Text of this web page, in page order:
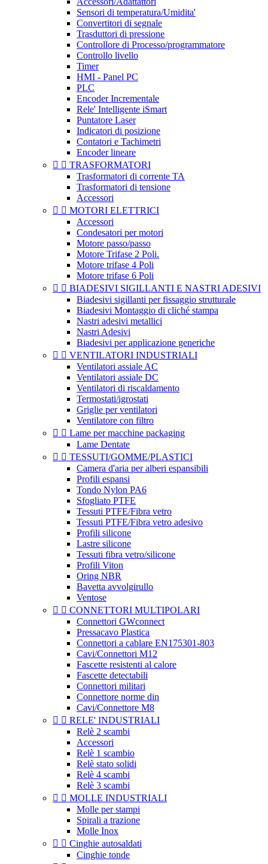
Sensori di temperatura/Umidita'
Convertitori di segnale
Trasduttori di pressione
Controllore di Processo/programmatore
Controllo livello
Timer
HMI - Panel PC
PLC
Encoder Incrementale
Rele' Intelligente iSmart
Puntatore Laser
Indicatori di posizione
Contatori e Tachimetri
Encoder lineare
  TRASFORMATORI
Trasformatori di corrente TA
Trasformatori di tensione
Accessori
  MOTORI ELETTRICI
Accessori
Condesatori per motori
Motore passo/passo
Motore Trifase 2 Poli.
Motore trifase 4 Poli
Motore trifase 6 Poli
  BIADESIVI SIGILLANTI E NASTRI ADESIVI
Biadesivi sigillanti per fissaggio strutturale
Biadesivi Montaggio di cliché stampa
Nastri adesivi metallici
Nastri Adesivi
Biadesivi per applicazione generiche
  VENTILATORI INDUSTRIALI
Ventilatori assiale AC
Ventilatori assiale DC
Ventilatori di riscaldamento
Termostati/igrostati
Griglie per ventilatori
Ventilatore con filtro
  Lame per macchine packaging
Lame Dentate
  TESSUTI/GOMME/PLASTICI
Camera d'aria per alberi espansibili
Profili espansi
Tondo Nylon PA6
Sfogliato PTFE
Tessuti PTFE/Fibra vetro
Tessuti PTFE/Fibra vetro adesivo
Profili silicone
Lastre silicone
Tessuti fibra vetro/silicone
Profili Viton
Oring NBR
Bavetta avvolgirullo
Ventose
  CONNETTORI MULTIPOLARI
Connettori GWconnect
Pressacavo Plastica
Connettori a cablare EN175301-803
Cavi/Connettori M12
Fascette resistenti al calore
Fascette detectabili
Connettori militari
Connettore norme din
Cavi/Connettore M8
  RELE' INDUSTRIALI
Relè 2 scambi
Accessori
Relè 1 scambio
Relè stato solidi
Relè 4 scambi
Relè 3 scambi
  MOLLE INDUSTRIALI
Molle per stampi
Spirali a trazione
Molle Inox
  Cinghie autosaldati
Cinghie tonde